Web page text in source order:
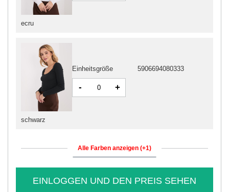
ecru
schwarz
Einheitsgröße 5906694080333
- +
Alle Farben anzeigen (+1)
EINLOGGEN UND DEN PREIS SEHEN